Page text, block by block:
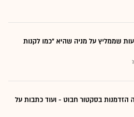
שממליץ על מניה שהיא "כמו לקנות
הזדמנות בסקטור חבוט - ועוד כתבות על